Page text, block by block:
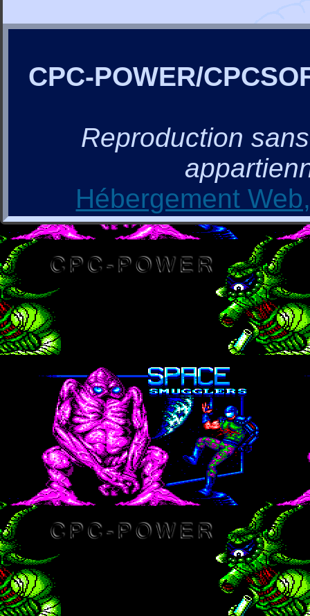
CPC-POWER/
Reproduction
Hébergement